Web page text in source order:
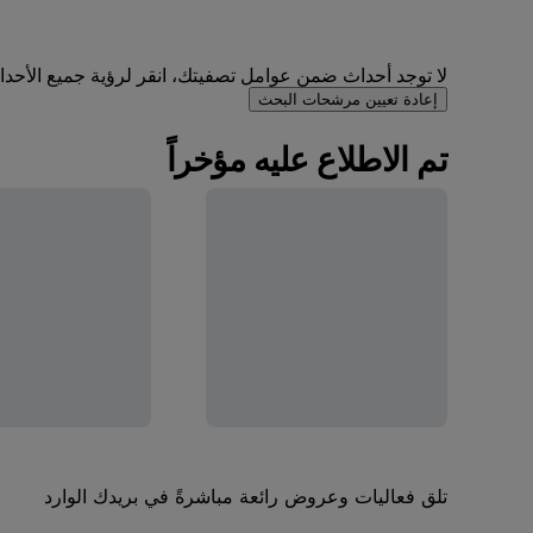
لا توجد أحداث ضمن عوامل تصفيتك، انقر لرؤية جميع
إعادة تعيين مرشحات البحث
تم الاطلاع عليه مؤخراً
تلق فعاليات وعروض رائعة مباشرةً في بريدك الوارد